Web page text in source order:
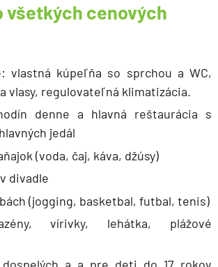
všetkých cenových
vlastná kúpeľňa so sprchou a WC,
vlasy, regulovateľná klimatizácia.
denne a hlavná reštaurácia s
jedál
(voda, čaj, káva, džúsy)
divadle
(jogging, basketbal, futbal, tenis)
vírivky, lehátka, plážové